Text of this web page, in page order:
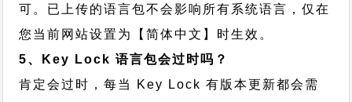
可。已上传的语言包不会影响所有系统语言，仅在
您当前网站设置为【简体中文】时生效。
5、Key Lock 语言包会过时吗？
肯定会过时，每当 Key Lock 有版本更新都会需